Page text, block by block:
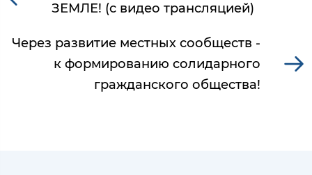
ЗЕМЛЕ! (с видео трансляцией)
Через развитие местных сообществ -
к формированию солидарного
гражданского общества!